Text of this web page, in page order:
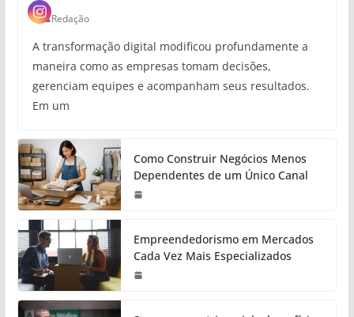
Redação
A transformação digital modificou profundamente a
maneira como as empresas tomam decisões,
gerenciam equipes e acompanham seus resultados.
Em um
Como Construir Negócios Menos
Dependentes de um Único Canal
Empreendedorismo em Mercados
Cada Vez Mais Especializados